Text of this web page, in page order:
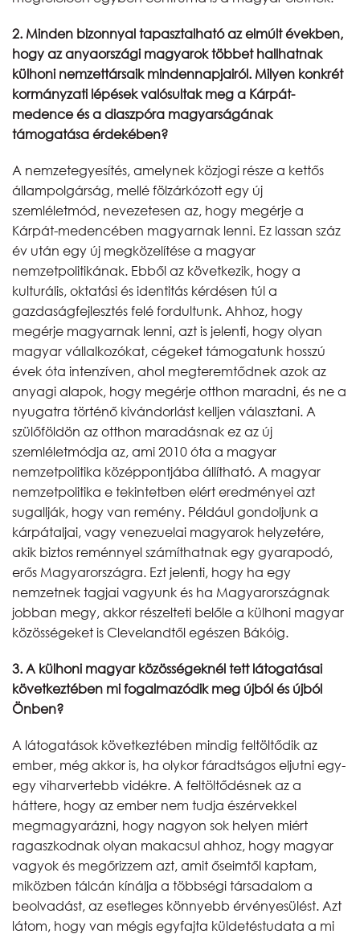
2. Minden bizonnyal tapasztalható az elmúlt években,
hogy az anyaországi magyarok többet hallhatnak
külhoni nemzettársaik mindennapjairól. Milyen konkrét
kormányzati lépések valósultak meg a Kárpát-
medence és a diaszpóra magyarságának
támogatása érdekében?
A nemzetegyesítés, amelynek közjogi része a kettős
állampolgárság, mellé fölzárkózott egy új
szemléletmód, nevezetesen az, hogy megérje a
Kárpát-medencében magyarnak lenni. Ez lassan száz
év után egy új megközelítése a magyar
nemzetpolitikának. Ebből az következik, hogy a
kulturális, oktatási és identitás kérdésen túl a
gazdaságfejlesztés felé fordultunk. Ahhoz, hogy
megérje magyarnak lenni, azt is jelenti, hogy olyan
magyar vállalkozókat, cégeket támogatunk hosszú
évek óta intenzíven, ahol megteremtődnek azok az
anyagi alapok, hogy megérje otthon maradni, és ne a
nyugatra történő kivándorlást kelljen választani. A
szülőföldön az otthon maradásnak ez az új
szemléletmódja az, ami 2010 óta a magyar
nemzetpolitika középpontjába állítható. A magyar
nemzetpolitika e tekintetben elért eredményei azt
sugallják, hogy van remény. Például gondoljunk a
kárpátaljai, vagy venezuelai magyarok helyzetére,
akik biztos reménnyel számíthatnak egy gyarapodó,
erős Magyarországra. Ezt jelenti, hogy ha egy
nemzetnek tagjai vagyunk és ha Magyarországnak
jobban megy, akkor részelteti belőle a külhoni magyar
közösségeket is Clevelandtől egészen Bákóig.
3. A külhoni magyar közösségeknél tett látogatásai
következtében mi fogalmazódik meg újból és újból
Önben?
A látogatások következtében mindig feltöltődik az
ember, még akkor is, ha olykor fáradtságos eljutni egy-
egy viharvertebb vidékre. A feltöltődésnek az a
háttere, hogy az ember nem tudja észérvekkel
megmagyarázni, hogy nagyon sok helyen miért
ragaszkodnak olyan makacsul ahhoz, hogy magyar
vagyok és megőrizzem azt, amit őseimtől kaptam,
miközben tálcán kínálja a többségi társadalom a
beolvadást, az esetleges könnyebb érvényesülést. Azt
látom, hogy van mégis egyfajta küldetéstudata a mi